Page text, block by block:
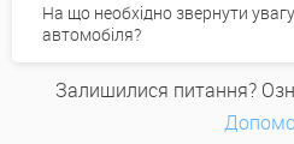
На що необхідно звернути
автомобіля?
Залишилися питання?